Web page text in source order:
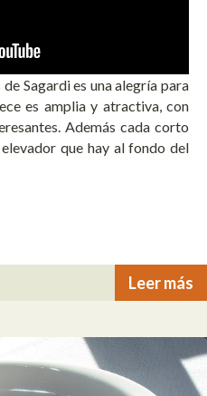
Sagardi es una alegría para
es amplia y atractiva, con
Además cada corto
que hay al fondo del
Leer más